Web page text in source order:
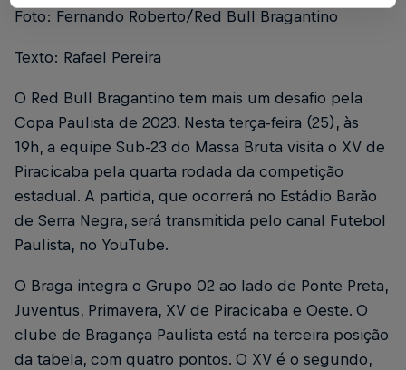
Foto: Fernando Roberto/Red Bull Bragantino
Texto: Rafael Pereira
O Red Bull Bragantino tem mais um desafio pela
Copa Paulista de 2023. Nesta terça-feira (25), às
19h, a equipe Sub-23 do Massa Bruta visita o XV de
Piracicaba pela quarta rodada da competição
estadual. A partida, que ocorrerá no Estádio Barão
de Serra Negra, será transmitida pelo canal Futebol
Paulista, no YouTube.
O Braga integra o Grupo 02 ao lado de Ponte Preta,
Juventus, Primavera, XV de Piracicaba e Oeste. O
clube de Bragança Paulista está na terceira posição
da tabela, com quatro pontos. O XV é o segundo,